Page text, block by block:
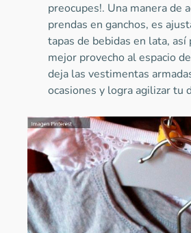
preocupes!. Una manera de
prendas en ganchos, es
tapas de bebidas en lata,
mejor provecho al espacio
deja las vestimentas
ocasiones y logra agilizar tu